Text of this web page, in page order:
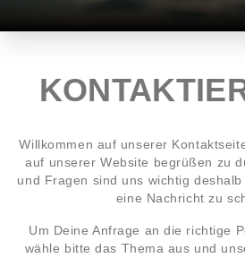
Willkommen auf unserer
auf unserer Website begrüßen zu
und Fragen sind uns wichtig
eine Nachricht zu
Um Deine Anfrage an die richtige
wähle bitte das Thema aus und